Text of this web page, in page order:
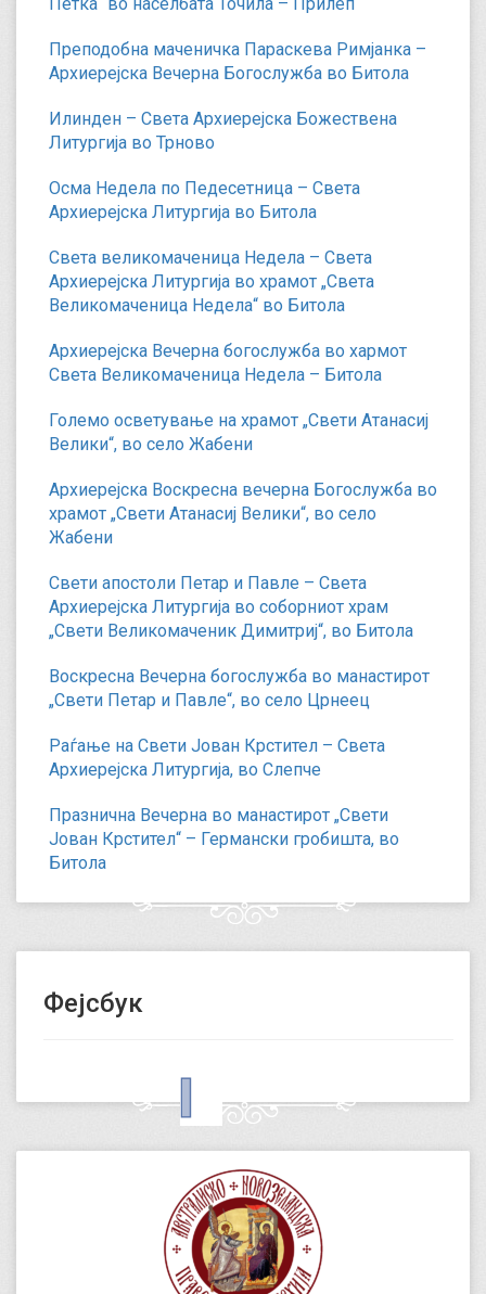
Преподобна маченичка Параскева Римјанка –
Архиерејска Вечерна Богослужба во Битола
Илинден – Света Архиерејска Божествена
Литургија во Трново
Осма Недела по Педесетница – Света
Архиерејска Литургија во Битола
Света великомаченица Недела – Света
Архиерејска Литургија во храмот „Света
Великомаченица Недела“ во Битола
Архиерејска Вечерна богослужба во хармот
Света Великомаченица Недела – Битола
Големо осветување на храмот „Свети Атанасиј
Велики“, во село Жабени
Архиерејска Воскресна вечерна Богослужба во
храмот „Свети Атанасиј Велики“, во село
Жабени
Свети апостоли Петар и Павле – Света
Архиерејска Литургија во соборниот храм
„Свети Великомаченик Димитриј“, во Битола
Воскресна Вечерна богослужба во манастирот
„Свети Петар и Павле“, во село Црнеец
Раѓање на Свети Јован Крстител – Света
Архиерејска Литургија, во Слепче
Празнична Вечерна во манастирот „Свети
Јован Крстител“ – Германски гробишта, во
Битола
Фејсбук